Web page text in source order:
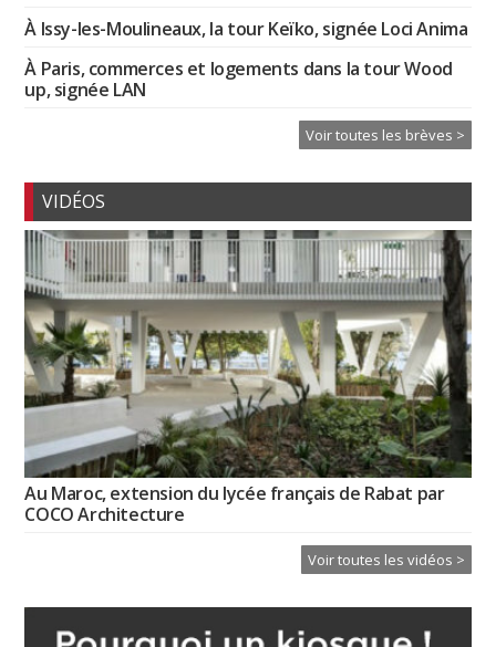
À Issy-les-Moulineaux, la tour Keïko, signée Loci Anima
À Paris, commerces et logements dans la tour Wood
up, signée LAN
Voir toutes les brèves >
VIDÉOS
Au Maroc, extension du lycée français de Rabat par
COCO Architecture
Voir toutes les vidéos >